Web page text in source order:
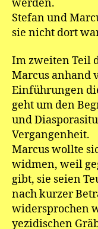
werden.
Stefan und
sie nicht dort
Im zweiten Teil
Marcus anhand
Einführungen
geht um den
und
Vergangenheit.
Marcus wollte
widmen, weil
gibt, sie seien
nach kurzer
widersprochen
yezidischen